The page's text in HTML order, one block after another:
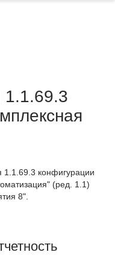
конфигурации
(ред. 1.1)
8".